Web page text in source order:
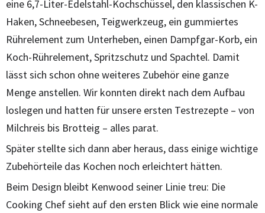
eine 6,7-Liter-Edelstahl-Kochschüssel, den klassischen K-
Haken, Schneebesen, Teigwerkzeug, ein gummiertes
Rührelement zum Unterheben, einen Dampfgar-Korb, ein
Koch-Rührelement, Spritzschutz und Spachtel. Damit
lässt sich schon ohne weiteres Zubehör eine ganze
Menge anstellen. Wir konnten direkt nach dem Aufbau
loslegen und hatten für unsere ersten Testrezepte – von
Milchreis bis Brotteig – alles parat.
Später stellte sich dann aber heraus, dass einige wichtige
Zubehörteile das Kochen noch erleichtert hätten.
Beim Design bleibt Kenwood seiner Linie treu: Die
Cooking Chef sieht auf den ersten Blick wie eine normale